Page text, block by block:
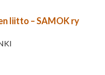
liitto – SAMOK ry